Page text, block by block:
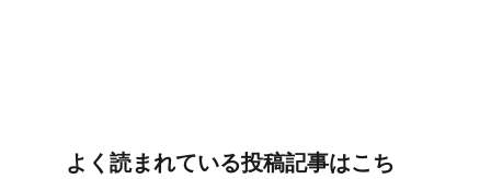
よく読まれている投稿記事はこち